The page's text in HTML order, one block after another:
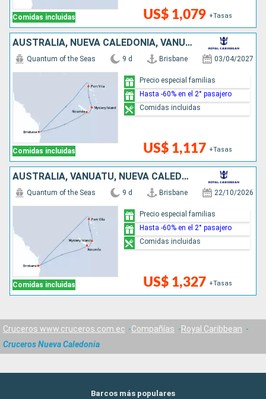
Comidas incluidas US$ 1,079 +Tasas
AUSTRALIA, NUEVA CALEDONIA, VANUATU
Comidas incluidas
Quantum of the Seas 9 d Brisbane 03/04/2027
US$ 1,117 +Tasas
Precio especial familias
Hasta -60% en el 2° pasajero
Comidas incluidas
AUSTRALIA, VANUATU, NUEVA CALEDONIA
Comidas incluidas
Quantum of the Seas 9 d Brisbane 22/10/2026
US$ 1,327 +Tasas
Precio especial familias
Hasta -60% en el 2° pasajero
Comidas incluidas
Cruceros www.cruceros.com.ec Compañías
Royal Caribbean
Cruceros Nueva Caledonia
Barcos más populares